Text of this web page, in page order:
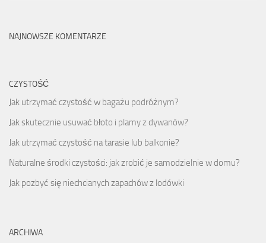
NAJNOWSZE KOMENTARZE
CZYSTOŚĆ
Jak utrzymać czystość w bagażu podróżnym?
Jak skutecznie usuwać błoto i plamy z dywanów?
Jak utrzymać czystość na tarasie lub balkonie?
Naturalne środki czystości: jak zrobić je samodzielnie w domu?
Jak pozbyć się niechcianych zapachów z lodówki
ARCHIWA